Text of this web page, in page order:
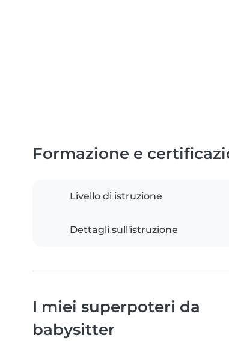
Formazione e
Livello di istruzione
Dettagli sull'istruzione
I miei superpoteri da
babysitter